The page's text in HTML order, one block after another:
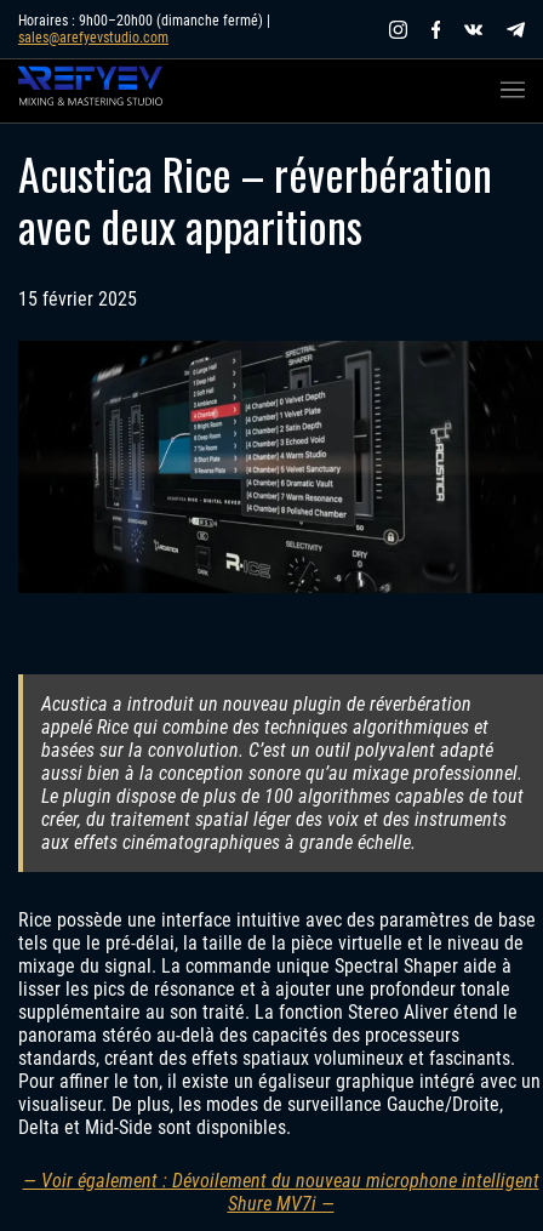
Skip
content
Horaires : 9h00–20h00 (dimanche fermé) |
sales@arefyevstudio.com
Acustica Rice – réverbération
avec deux apparitions
15 février 2025
Acustica a introduit un nouveau plugin de réverbération
appelé Rice qui combine des techniques algorithmiques et
basées sur la convolution. C’est un outil polyvalent adapté
aussi bien à la conception sonore qu’au mixage professionnel.
Le plugin dispose de plus de 100 algorithmes capables de tout
créer, du traitement spatial léger des voix et des instruments
aux effets cinématographiques à grande échelle.
Rice possède une interface intuitive avec des paramètres de base
tels que le pré-délai, la taille de la pièce virtuelle et le niveau de
mixage du signal. La commande unique Spectral Shaper aide à
lisser les pics de résonance et à ajouter une profondeur tonale
supplémentaire au son traité. La fonction Stereo Aliver étend le
panorama stéréo au-delà des capacités des processeurs
standards, créant des effets spatiaux volumineux et fascinants.
Pour affiner le ton, il existe un égaliseur graphique intégré avec un
visualiseur. De plus, les modes de surveillance Gauche/Droite,
Delta et Mid-Side sont disponibles.
— Voir également : Dévoilement du nouveau microphone intelligent
Shure MV7i —